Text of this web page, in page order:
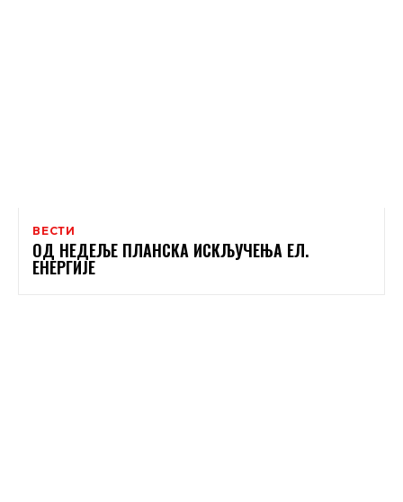
ВЕСТИ
ОД НЕДЕЉЕ ПЛАНСКА ИСКЉУЧЕЊА ЕЛ.
ЕНЕРГИЈЕ